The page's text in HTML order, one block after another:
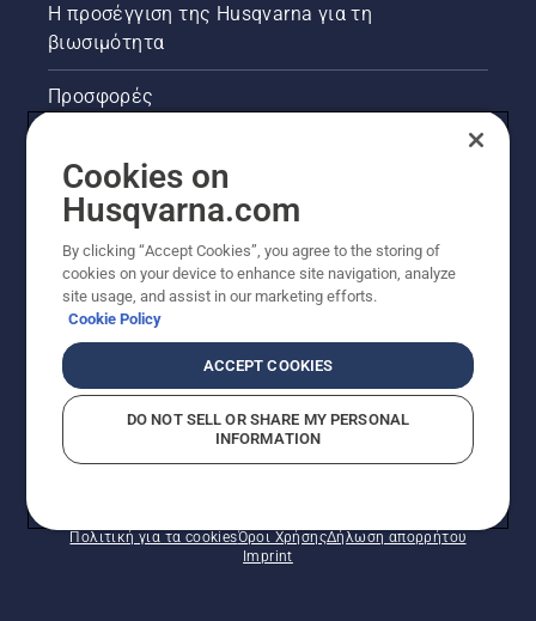
Η προσέγγιση της Husqvarna για τη
βιωσιμότητα
Προσφορές
Άλλοι ιστότοποι Husqvarna
© Husqvarna AB (δημοσ.) Με την επιφύλαξη παντός
Πολιτική για τα cookiesΌροι ΧρήσηςΔήλωση απορρήτου
Imprint
Cookies on
Husqvarna.com
By clicking “Accept Cookies”, you agree to the storing of
cookies on your device to enhance site navigation, analyze
site usage, and assist in our marketing efforts.
Cookie Policy
ACCEPT COOKIES
DO NOT SELL OR SHARE MY PERSONAL
INFORMATION